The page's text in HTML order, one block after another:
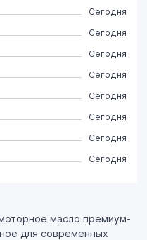
масло премиум-
для современных
Сегодня
Сегодня
Сегодня
Сегодня
Сегодня
Сегодня
Сегодня
Сегодня